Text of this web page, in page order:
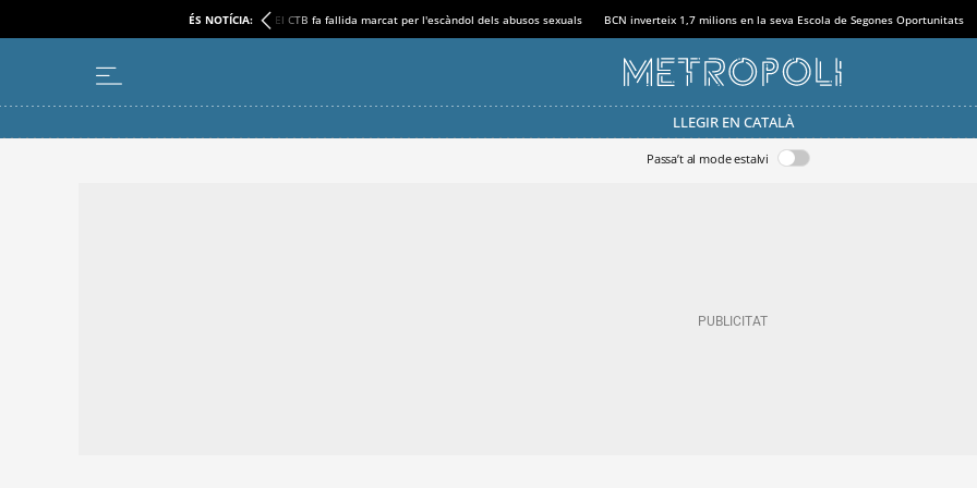
ÉS NOTÍCIA: El CTB fa fallida marcat per l'escàndol dels abusos sexuals BCN inverteix 1,7 milions en la seva Escola de Segones Oportunitats
LLEGIR EN CATALÀ
Passa’t al mode estalvi